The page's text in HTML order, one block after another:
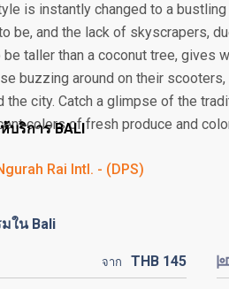
is instantly changed to a
be, and the lack of skyscrapers,
taller than a coconut tree, gives
buzzing around on their
the city. Catch a glimpse of the
colors of fresh produce and
บริการ BALI
Rai Intl. - (DPS)
ใน Bali
จาก THB 145